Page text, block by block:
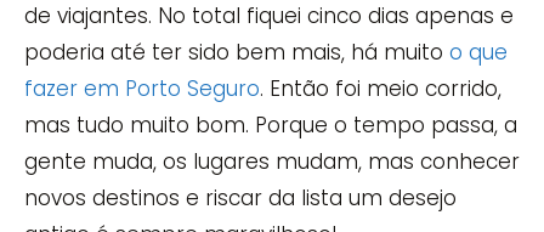
de viajantes. No total fiquei cinco dias apenas e
poderia até ter sido bem mais, há muito o que
fazer em Porto Seguro. Então foi meio corrido,
mas tudo muito bom. Porque o tempo passa, a
gente muda, os lugares mudam, mas conhecer
novos destinos e riscar da lista um desejo